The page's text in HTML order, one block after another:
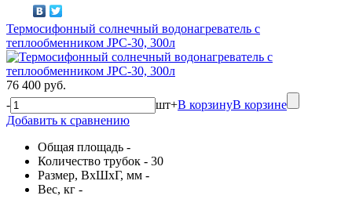
Термосифонный солнечный водонагреватель с
теплообменником JPC-30, 300л
76 400 руб.
-
шт+В корзинуВ корзине
Добавить к сравнению
Общая площадь -
Количество трубок - 30
Размер, ВхШхГ, мм -
Вес, кг -